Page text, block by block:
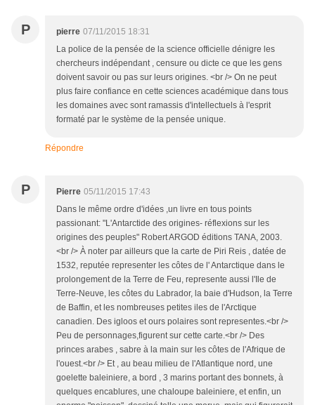
P pierre 07/11/2015 18:31
La police de la pensée de la science officielle dénigre les
chercheurs indépendant , censure ou dicte ce que les gens
doivent savoir ou pas sur leurs origines. <br /> On ne peut
plus faire confiance en cette sciences académique dans tous
les domaines avec sont ramassis d'intellectuels à l'esprit
formaté par le système de la pensée unique.
Répondre
P Pierre 05/11/2015 17:43
Dans le même ordre d'idées ,un livre en tous points
passionant: "L'Antarctide des origines- réflexions sur les
origines des peuples" Robert ARGOD éditions TANA, 2003.
<br /> À noter par ailleurs que la carte de Piri Reis , datée de
1532, reputée representer les côtes de l' Antarctique dans le
prolongement de la Terre de Feu, represente aussi l'Ile de
Terre-Neuve, les côtes du Labrador, la baie d'Hudson, la Terre
de Baffin, et les nombreuses petites iles de l'Arctique
canadien. Des igloos et ours polaires sont representes.<br />
Peu de personnages,figurent sur cette carte.<br /> Des
princes arabes , sabre à la main sur les côtes de l'Afrique de
l'ouest.<br /> Et , au beau milieu de l'Atlantique nord, une
goelette baleiniere, a bord , 3 marins portant des bonnets, à
quelques encablures, une chaloupe baleiniere, et enfin, un